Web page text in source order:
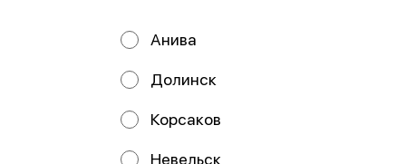
ООО Мегаберезка. ком
693005, Сахалинская область, г. Южно-Сахалинск, ул.
Анива
Долинск
Корсаков
Невельск